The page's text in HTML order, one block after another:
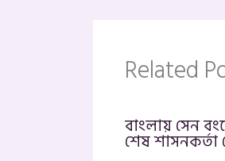
Related
বাংলায় সেন
শেষ শাসনকর্তা